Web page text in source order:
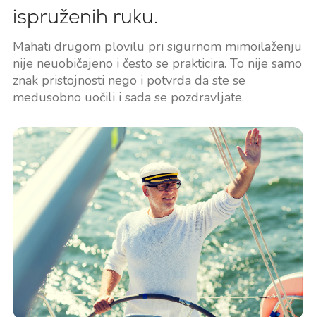
ispruženih ruku.
Mahati drugom plovilu pri sigurnom mimoilaženju
nije neuobičajeno i često se prakticira. To nije samo
znak pristojnosti nego i potvrda da ste se
međusobno uočili i sada se pozdravljate.